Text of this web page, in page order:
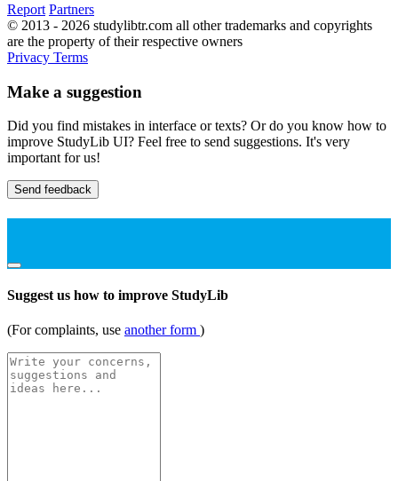
Report Partners
© 2013 - 2026 studylibtr.com all other trademarks and copyrights
are the property of their respective owners
Privacy Terms
Make a suggestion
Did you find mistakes in interface or texts? Or do you know how to
improve StudyLib UI? Feel free to send suggestions. It's very
important for us!
Send feedback
Suggest us how to improve StudyLib
(For complaints, use another form )